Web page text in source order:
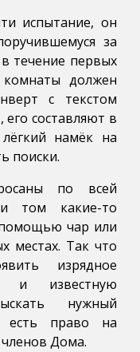
испытание, он
за
течение первых
должен
с текстом
его составляют в
намёк на
поиски.
по всей
том какие-то
чар или
местах. Так что
изрядное
и известную
нужный
есть право на
Дома.